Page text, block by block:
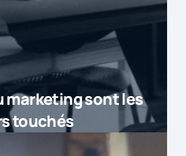
marketing sont les
touchés